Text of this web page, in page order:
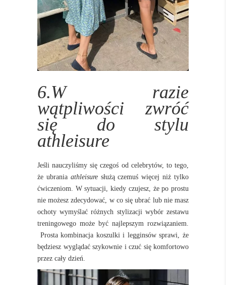
6.W razie
wątpliwości zwróć
się do stylu
athleisure
Jeśli nauczyliśmy się czegoś od celebrytów, to tego,
że ubrania athleisuresłużą czemuś więcej niż tylko
ćwiczeniom. W sytuacji, kiedy czujesz, że po prostu
nie możesz zdecydować, w co się ubrać lub nie masz
ochoty wymyślać różnych stylizacji wybór zestawu
treningowego może być najlepszym rozwiązaniem.
Prosta kombinacja koszulki i legginsów sprawi, że
będziesz wyglądać szykownie i czuć się komfortowo
przez cały dzień.